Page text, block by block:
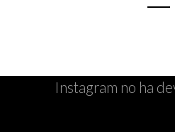
Instagram no ha